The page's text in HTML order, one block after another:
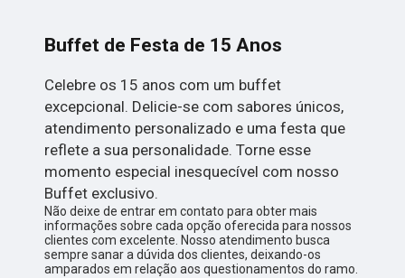
Buffet de Festa de 15 Anos
Celebre os 15 anos com um buffet
excepcional. Delicie-se com sabores únicos,
atendimento personalizado e uma festa que
reflete a sua personalidade. Torne esse
momento especial inesquecível com nosso
Buffet exclusivo.
Não deixe de entrar em contato para obter mais
informações sobre cada opção oferecida para nossos
clientes com excelente. Nosso atendimento busca
sempre sanar a dúvida dos clientes, deixando-os
amparados em relação aos questionamentos do ramo.